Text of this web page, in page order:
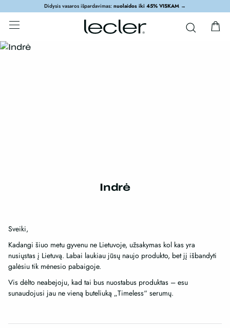
Didysis vasaros išpardavimas: nuolaidos iki 45% VISKAM →
Indrė
Sveiki,
Kadangi šiuo metu gyvenu ne Lietuvoje, užsakymas kol kas yra
nusiųstas į Lietuvą. Labai laukiau jūsų naujo produkto, bet jį išbandyti
galėsiu tik mėnesio pabaigoje.
Vis dėlto neabejoju, kad tai bus nuostabus produktas – esu
sunaudojusi jau ne vieną buteliuką „Timeless“ serumų.